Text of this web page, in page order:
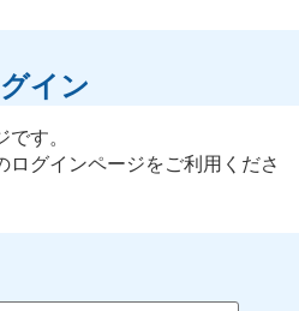
イン
す。
グインページをご利用くださ